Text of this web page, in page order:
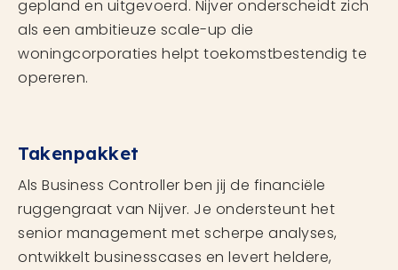
gepland en uitgevoerd. Nijver onderscheidt zich
als een ambitieuze scale-up die
woningcorporaties helpt toekomstbestendig te
opereren.
Takenpakket
Als Business Controller ben jij de financiële
ruggengraat van Nijver. Je ondersteunt het
senior management met scherpe analyses,
ontwikkelt businesscases en levert heldere,